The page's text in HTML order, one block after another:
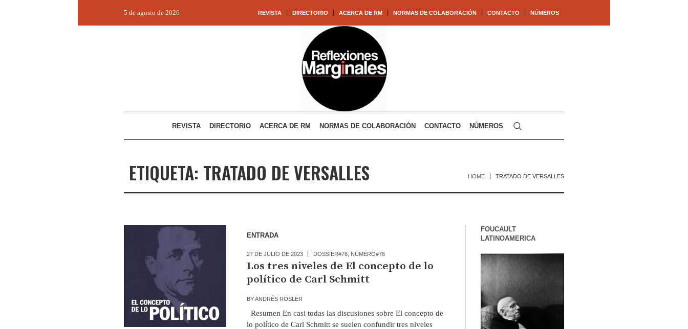
REVISTA DIRECTORIO ACERCA DE RM NORMAS DE COLABORACIÓN CONTACTO NÚMEROS
5 de agosto de 2026
REVISTA DIRECTORIO ACERCA DE RM NORMAS DE COLABORACIÓN CONTACTO NÚMEROS
ETIQUETA: TRATADO DE VERSALLES HOME TRATADO DE VERSALLES
ENTRADA
27 DE JULIO DE 2023 DOSSIER#76, NÚMERO#76
Los tres niveles de El concepto de lo
político de Carl Schmitt
BYANDRÉS ROSLER
Resumen En casi todas las discusiones sobre El concepto de
lo político de Carl Schmitt se suelen confundir tres niveles
FOUCAULT
LATINOAMERICA